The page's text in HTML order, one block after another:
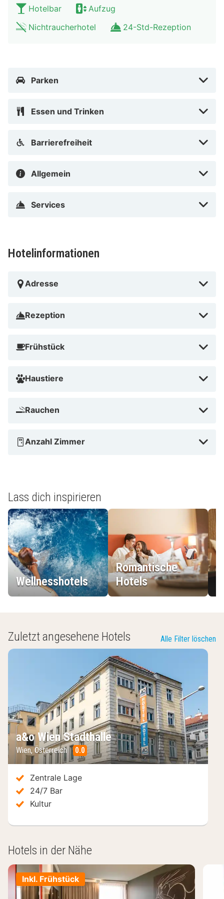
Hotelbar
Aufzug
Nichtraucherhotel
24-Std-Rezeption
Parken
Essen und Trinken
Barrierefreiheit
Allgemein
Services
Hotelinformationen
Adresse
Rezeption
Frühstück
Haustiere
Rauchen
Anzahl Zimmer
Lass dich inspirieren
Wellnesshotels
Romantische
Hotels
Zuletzt angesehene Hotels Alle Filter löschen
a&o Wien Stadthalle
Wien,Österreich 0.0
/10
Zentrale Lage
24/7 Bar
Kultur
Hotels in der Nähe
Inkl. Frühstück